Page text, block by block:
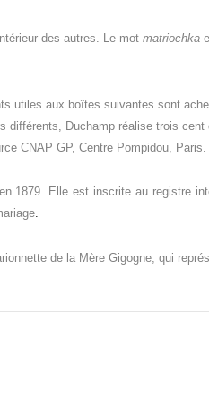
des autres. Le mot matriochka
utiles aux boîtes suivantes sont
différents, Duchamp réalise trois
CNAP GP, Centre Pompidou, Paris.
1879. Elle est inscrite au registre
.
de la Mère Gigogne, qui